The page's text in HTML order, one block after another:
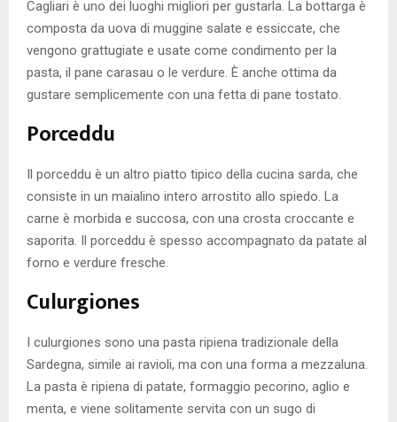
Cagliari è uno dei luoghi migliori per gustarla. La bottarga è
composta da uova di muggine salate e essiccate, che
vengono grattugiate e usate come condimento per la
pasta, il pane carasau o le verdure. È anche ottima da
gustare semplicemente con una fetta di pane tostato.
Porceddu
Il porceddu è un altro piatto tipico della cucina sarda, che
consiste in un maialino intero arrostito allo spiedo. La
carne è morbida e succosa, con una crosta croccante e
saporita. Il porceddu è spesso accompagnato da patate al
forno e verdure fresche.
Culurgiones
I culurgiones sono una pasta ripiena tradizionale della
Sardegna, simile ai ravioli, ma con una forma a mezzaluna.
La pasta è ripiena di patate, formaggio pecorino, aglio e
menta, e viene solitamente servita con un sugo di